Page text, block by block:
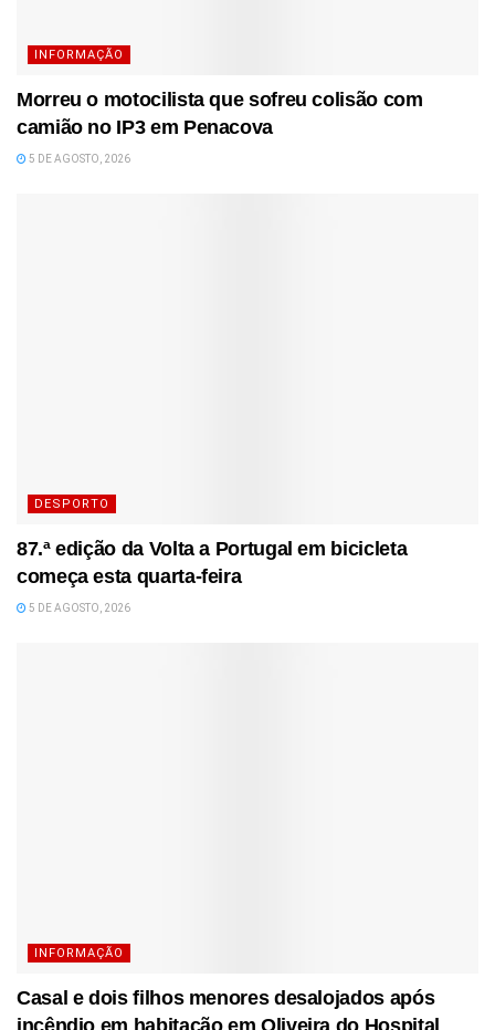
INFORMAÇÃO
Morreu o motocilista que sofreu colisão com
camião no IP3 em Penacova
5 DE AGOSTO, 2026
DESPORTO
87.ª edição da Volta a Portugal em bicicleta
começa esta quarta-feira
5 DE AGOSTO, 2026
INFORMAÇÃO
Casal e dois filhos menores desalojados após
incêndio em habitação em Oliveira do Hospital